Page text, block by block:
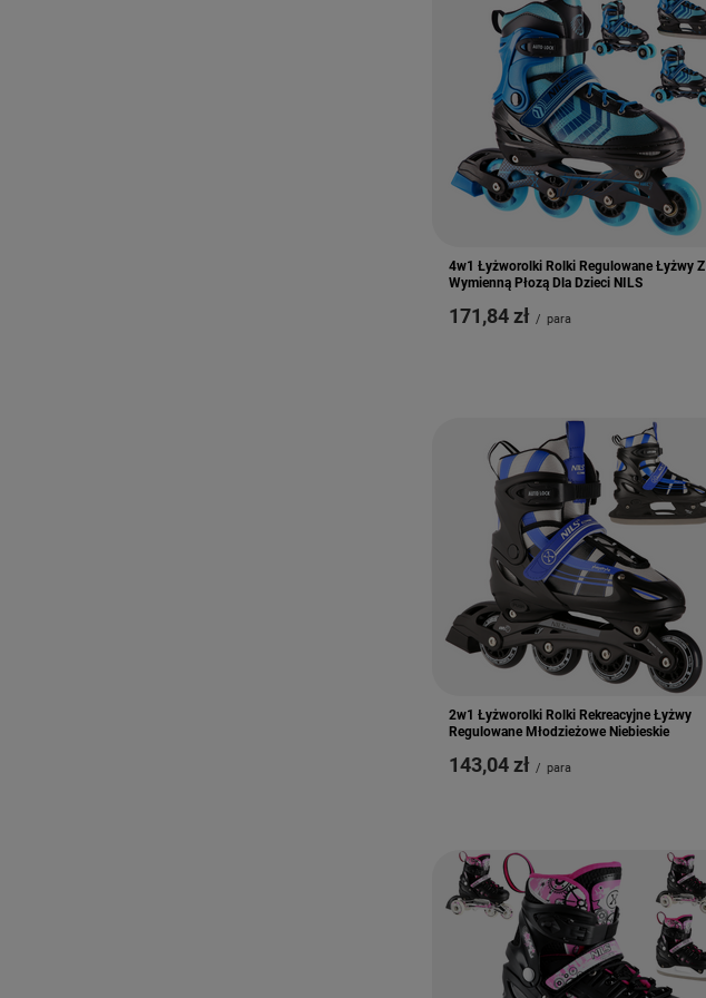
4w1 Łyżworolki Rolki Regulowane Łyżwy Z
Wymienną Płozą Dla Dzieci NILS
171,84 zł / para
2w1 Łyżworolki Rolki Rekreacyjne Łyżwy
Regulowane Młodzieżowe Niebieskie
143,04 zł / para